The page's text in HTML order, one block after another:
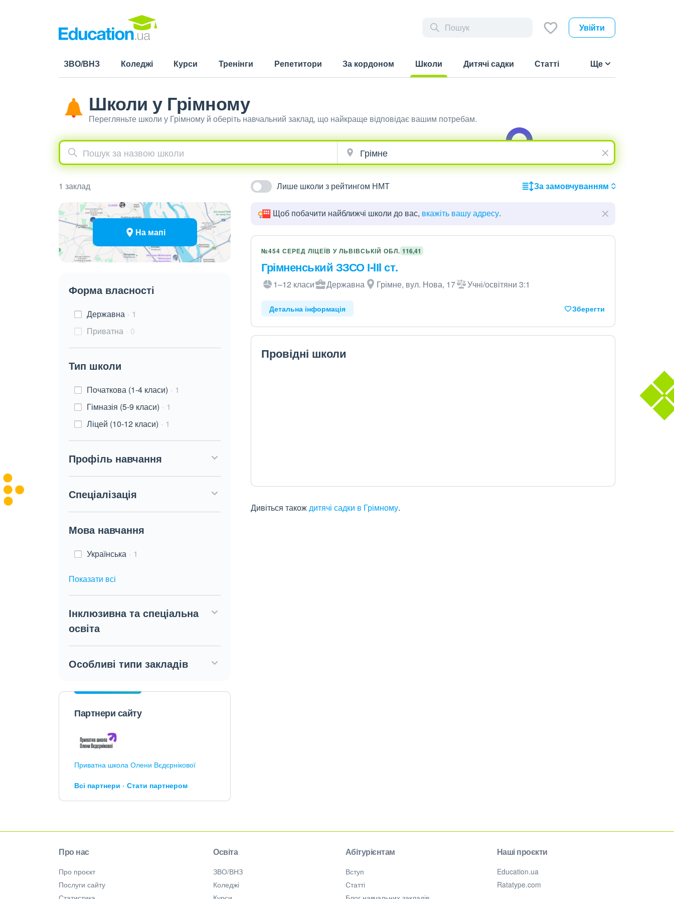
Увійти
ЗВО/ВНЗ Коледжі Курси Тренінги Репетитори За кордоном
Школи
Дитячі садки Статті Ще
Школи у Грімному
Перегляньте школи у Грімному й оберіть навчальний заклад, що найкраще відповідає вашим потребам.
1 заклад Лише школи з рейтингом НМТ За замовчуванням
На мапі
Форма власності
Державна
1
Приватна
0
Тип школи
Початкова (1-4 класи)
1
Гімназія (5-9 класи)
1
Ліцей (10-12 класи)
1
Профіль навчання
Спеціалізація
Мова навчання
Українська 1
Показати всі
Інклюзивна та спеціальна
освіта
Особливі типи закладів
Партнери сайту
Приватна школа Олени Вєдєрнікової
Всі партнери Стати партнером
Щоб побачити найближчі школи до вас, вкажіть вашу адресу.
№454 СЕРЕД ЛІЦЕЇВ У ЛЬВІВСЬКІЙ ОБЛ. 116,41
Грімненський ЗЗСО І-IІI ст.
1–12 класи Державна Грімне, вул. Нова, 17 Учні/освітяни 3:1
Детальна інформація Зберегти
Провідні школи
Дивіться такождитячі садки в Грімному.
Про нас
Про проєкт
Послуги сайту
Освіта
ЗВО/ВНЗ
Коледжі
Абітурієнтам
Вступ
Статті
Наші проєкти
Education.ua
Ratatype.com